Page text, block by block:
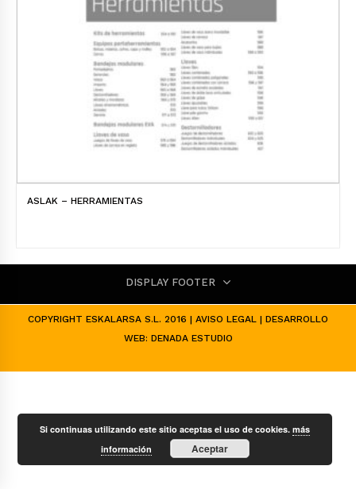
ASLAK – HERRAMIENTAS
DISPLAY FOOTER
COPYRIGHT ESKALARSA S.L. 2016 | AVISO LEGAL | DESARROLLO
WEB: DENADA ESTUDIO
Si continuas utilizando este sitio aceptas el uso de cookies.más
información
Aceptar